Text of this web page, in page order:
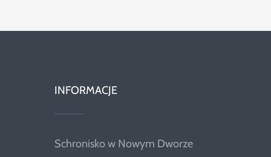
INFORMACJE
Schronisko w Nowym Dworze